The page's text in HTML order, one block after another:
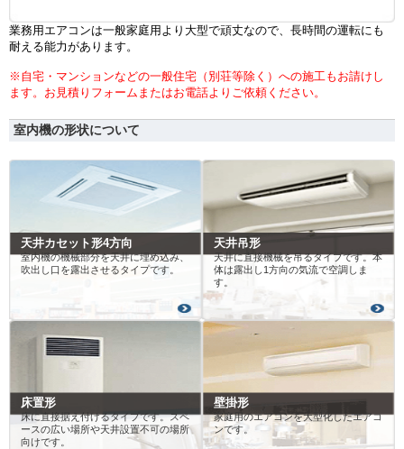
業務用エアコンは一般家庭用より大型で頑丈なので、長時間の運転にも
耐える能力があります。
※自宅・マンションなどの一般住宅（別荘等除く）への施工もお請けし
ます。お見積りフォームまたはお電話よりご依頼ください。
室内機の形状について
天井カセット形4方向
室内機の機械部分を天井に埋め込み、
吹出し口を露出させるタイプです。
天井吊形
天井に直接機械を吊るタイプです。本
体は露出し1方向の気流で空調しま
す。
床置形
床に直接据え付けるタイプです。スペ
ースの広い場所や天井設置不可の場所
向けです。
壁掛形
家庭用のエアコンを大型化したエアコ
ンです。